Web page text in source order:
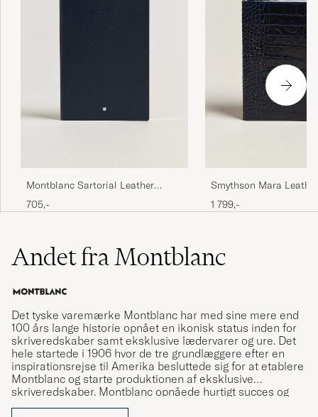
Montblanc Sartorial Leather
Medium Notebook, Lined Blue
705,-
Smythson Mara
Navy
1 799,-
Andet fra Montblanc
Det tyske varemærke Montblanc har med sine mere end
100 års lange historie opnået en ikonisk status inden for
skriveredskaber samt eksklusive lædervarer og ure. Det
hele startede i 1906 hvor de tre grundlæggere efter en
inspirationsrejse til Amerika besluttede sig for at etablere
Montblanc og starte produktionen af eksklusive
skriveredskaber. Montblanc opnåede hurtigt succes og
revolutionerede kunsten at skrive i hånden – resten er